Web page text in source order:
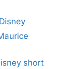
short